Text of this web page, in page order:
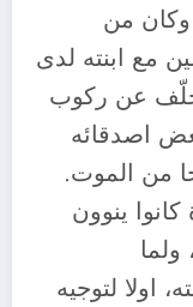
وكان من
مع ابنته لدى
تخلّف عن ركوب
اصدقائه
من الموت.
كانوا ينوون
اولا لتوجيه